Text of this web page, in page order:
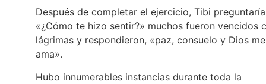
Después de completar el ejercicio, Tibi
«¿Cómo te hizo sentir?» muchos fueron vencidos
lágrimas y respondieron, «paz, consuelo y Dios me
ama».
Hubo innumerables instancias durante toda la